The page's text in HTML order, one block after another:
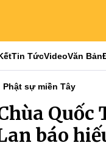
Tin TứcVideoVăn Bản
Phật sự miền Tây
báo